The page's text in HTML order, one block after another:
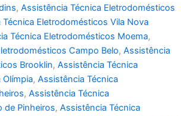
, Assistência Técnica Eletrodomésticos
Eletrodomésticos Vila Nova
Técnica Eletrodomésticos Moema,
Campo Belo, Assistência
Brooklin, Assistência Técnica
, Assistência Técnica
, Assistência Técnica
de Pinheiros, Assistência Técnica